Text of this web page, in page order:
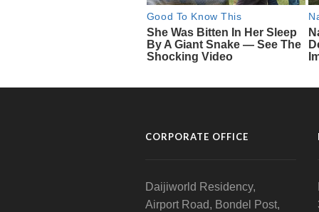
CORPORATE OFFICE
Daijiworld Residency,
Airport Road, Bondel Post,